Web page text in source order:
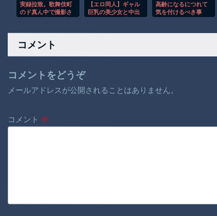
実録拉致。歌舞伎町
のド真ん中で撮影さ
【エロ同人】ギャル
巨乳の美少女と中出
着プレイの夜ｗ
高齢になるにつれて
気を付けるべき事
コメント
コメントをどうぞ
メールアドレスが公開されることはありません。
コメント ※